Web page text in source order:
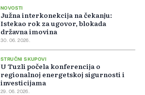
NOVOSTI
Južna interkonekcija na čekanju:
Istekao rok za ugovor, blokada
državna imovina
30. 06. 2026.
STRUČNI SKUPOVI
U Tuzli počela konferencija o
regionalnoj energetskoj sigurnosti i
investicijama
29. 06. 2026.